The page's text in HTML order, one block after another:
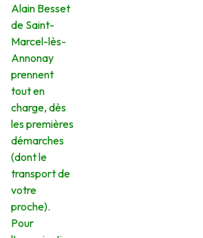
Alain Besset
de Saint-
Marcel-lès-
Annonay
prennent
tout en
charge, dès
les premières
démarches
(dont le
transport de
votre
proche).
Pour